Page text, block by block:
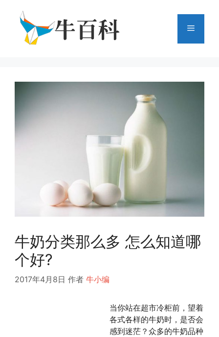
菜
牛奶分类那么多 怎么知道哪
个好?
2017年4月8日 作者 牛小编
当你站在超市冷柜前，望着
各式各样的牛奶时，是否会
感到迷茫？众多的牛奶品种